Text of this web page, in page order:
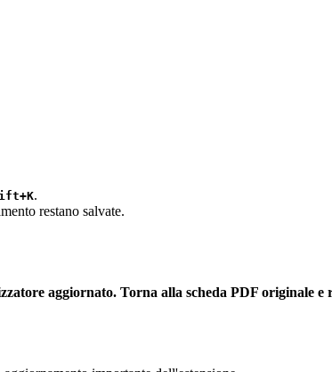
.
restano salvate.
aggiornato. Torna alla scheda PDF originale e